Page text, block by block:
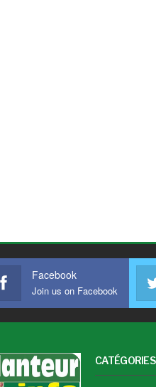
Facebook
Join us on Facebook
CATÉGORIES